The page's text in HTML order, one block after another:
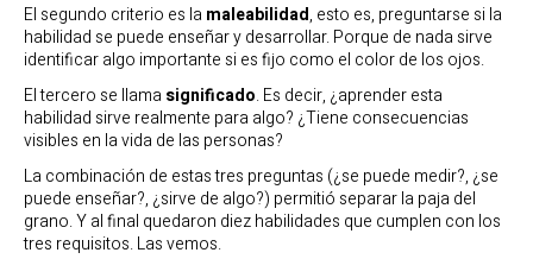
El segundo criterio es la maleabilidad, esto es, preguntarse si la
habilidad se puede enseñar y desarrollar. Porque de nada sirve
identificar algo importante si es fijo como el color de los ojos.
El tercero se llama significado. Es decir, ¿aprender esta
habilidad sirve realmente para algo? ¿Tiene consecuencias
visibles en la vida de las personas?
La combinación de estas tres preguntas (¿se puede medir?, ¿se
puede enseñar?, ¿sirve de algo?) permitió separar la paja del
grano. Y al final quedaron diez habilidades que cumplen con los
tres requisitos. Las vemos.